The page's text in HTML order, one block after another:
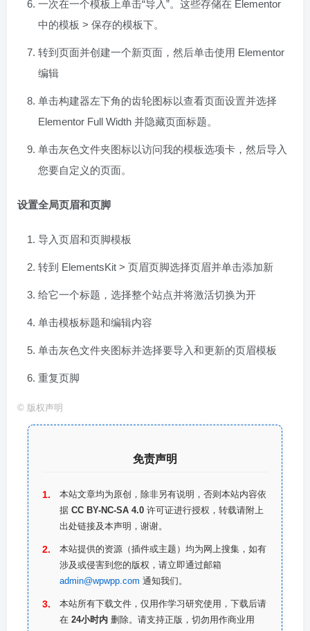
一次在一个模板上单击“导入”。这些存储在 Elementor
中的模板 > 保存的模板下。
转到页面并创建一个新页面，然后单击使用 Elementor
编辑
单击构建器左下角的齿轮图标以查看页面设置并选择
Elementor Full Width 并隐藏页面标题。
单击灰色文件夹图标以访问我的模板选项卡，然后导入
您要自定义的页面。
设置全局页眉和页脚
导入页眉和页脚模板
转到 ElementsKit > 页眉页脚选择页眉并单击添加新
给它一个标题，选择整个站点并将激活切换为开
单击模板标题和编辑内容
单击灰色文件夹图标并选择要导入和更新的页眉模板
重复页脚
© 版权声明
免责声明
本站文章均为原创，除非另有说明，否则本站内容依
据 CC BY-NC-SA 4.0 许可证进行授权，转载请附上
出处链接及本声明，谢谢。
本站提供的资源（插件或主题）均为网上搜集，如有
涉及或侵害到您的版权，请立即通过邮箱
admin@wpwpp.com 通知我们。
本站所有下载文件，仅用作学习研究使用，下载后请
在 24小时内 删除。请支持正版，切勿用作商业用